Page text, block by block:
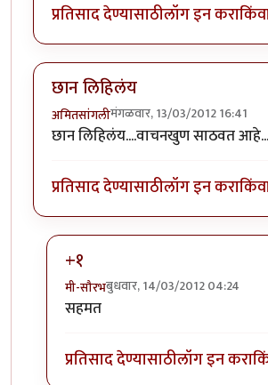
प्रतिसाद देण्यासाठीलॉग इन करा
छान लिहिलंय
अमितसांगलीमंगळवार, 13/03/2012 16:41
छान लिहिलंय....वाचनखुण साठवत आहे...
प्रतिसाद देण्यासाठीलॉग इन करा
+१
मी-सौरभबुधवार, 14/03/2012 04:24
In reply to
सहमत
प्रतिसाद देण्यासाठीलॉग इन करा